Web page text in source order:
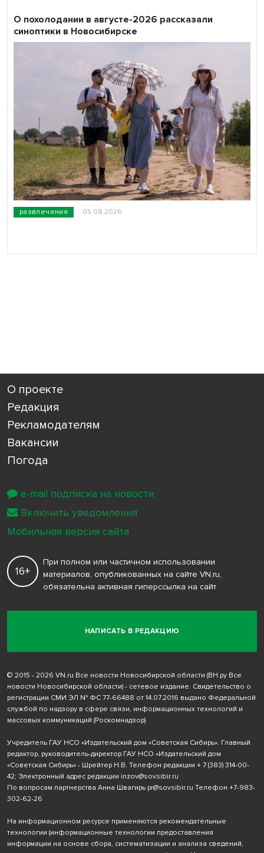
развлечения 05.08.2026
О похолодании в августе-2026 рассказали
синоптики в Новосибирске
О проекте
Редакция
Рекламодателям
Вакансии
Погода
НАПИСАТЬ В РЕДАКЦИЮ
16+
При полном или частичном использовании
материалов, опубликованных на сайте VN.ru,
обязательна активная гиперссылка на сайт
© 2015 - 2026 VN.ru Все новости Новосибирской области (ВН.ру Все
новости Новосибирской области) - сетевое издание. Свидетельство о
регистрации СМИ ЭЛ № ФС 77-66488 от 14.07.2016 выдано Федеральной
службой по надзору в сфере связи, информационных технологий и
массовых коммуникаций (Роскомнадзор)
Учредитель ГАУ НСО «Издательский дом «Советская Сибирь». Главный
редактор, руководитель-директор ГАУ НСО «Издательский дом
«Советская Сибирь» - Шрейтер Н.В. Телефон редакции + 7 (383) 314-00-
42; Электронный адрес редакции inzov@sovsibir.ru
По вопросам партнерства Анна Швагирь pr@sovsibir.ru Телефон +7-983-
302-62-26
На информационном ресурсе применяются рекомендательные
технологии (информационные технологии предоставления
информации на основе сбора, систематизации и анализа сведений,
e-mail подписка на новости
Включить уведомления
Мобильная версия сайта